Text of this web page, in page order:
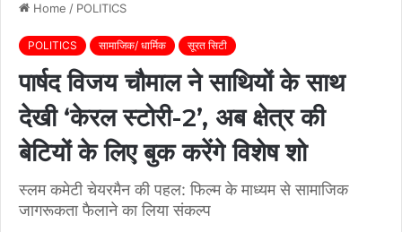
Home / POLITICS
POLITICS सामाजिक/ धार्मिक सूरत सिटी
पार्षद विजय चौमाल ने साथियों के साथ
देखी ‘केरल स्टोरी-2’, अब क्षेत्र की
बेटियों के लिए बुक करेंगे विशेष शो
स्लम कमेटी चेयरमैन की पहल: फिल्म के माध्यम से सामाजिक
जागरूकता फैलाने का लिया संकल्प